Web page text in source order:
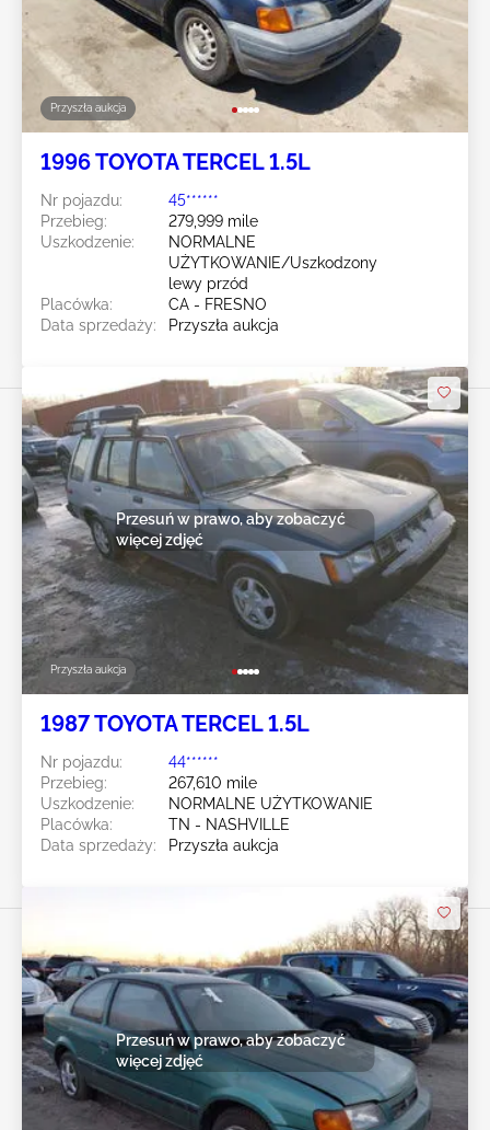
Przyszła aukcja
1996 TOYOTA TERCEL 1.5L
Nr pojazdu:
45******
Przebieg:
279,999 mile
Uszkodzenie:
NORMALNE
UŻYTKOWANIE/Uszkodzony
lewy przód
Placówka:
CA - FRESNO
Data sprzedaży:
Przyszła aukcja
Przyszła aukcja
Przesuń w prawo, aby zobaczyć
więcej zdjęć
1987 TOYOTA TERCEL 1.5L
Nr pojazdu:
44******
Przebieg:
267,610 mile
Uszkodzenie:
NORMALNE UŻYTKOWANIE
Placówka:
TN - NASHVILLE
Data sprzedaży:
Przyszła aukcja
Przesuń w prawo, aby zobaczyć
więcej zdjęć